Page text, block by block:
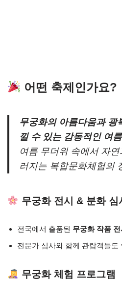
어떤 축제인가요?
무궁화의 아름다움과 광
낄 수 있는 감동적인 여
여름 무더위 속에서 자
러지는 복합문화체험의
무궁화 전시 & 분화 심
전국에서 출품된 무궁화 작품 전
전문가 심사와 함께 관람객들도
무궁화 체험 프로그램